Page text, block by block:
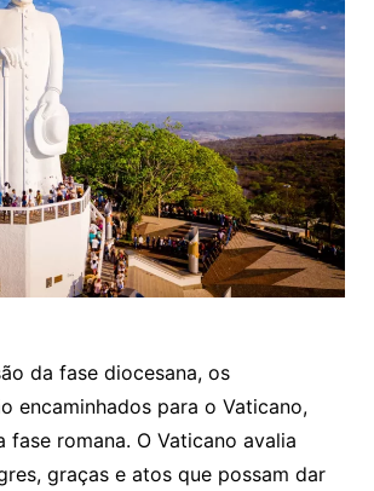
da fase diocesana, os
encaminhados para o Vaticano,
fase romana. O Vaticano avalia
graças e atos que possam dar